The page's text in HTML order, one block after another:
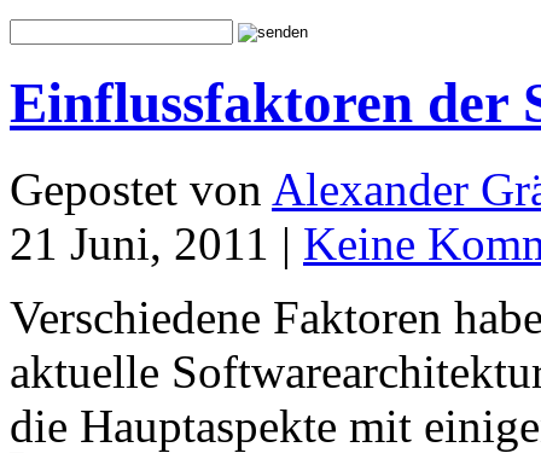
Einflussfaktoren der
Gepostet von Alexander
21 Juni, 2011 | Keine
Verschiedene Faktoren
aktuelle
die Hauptaspekte mit